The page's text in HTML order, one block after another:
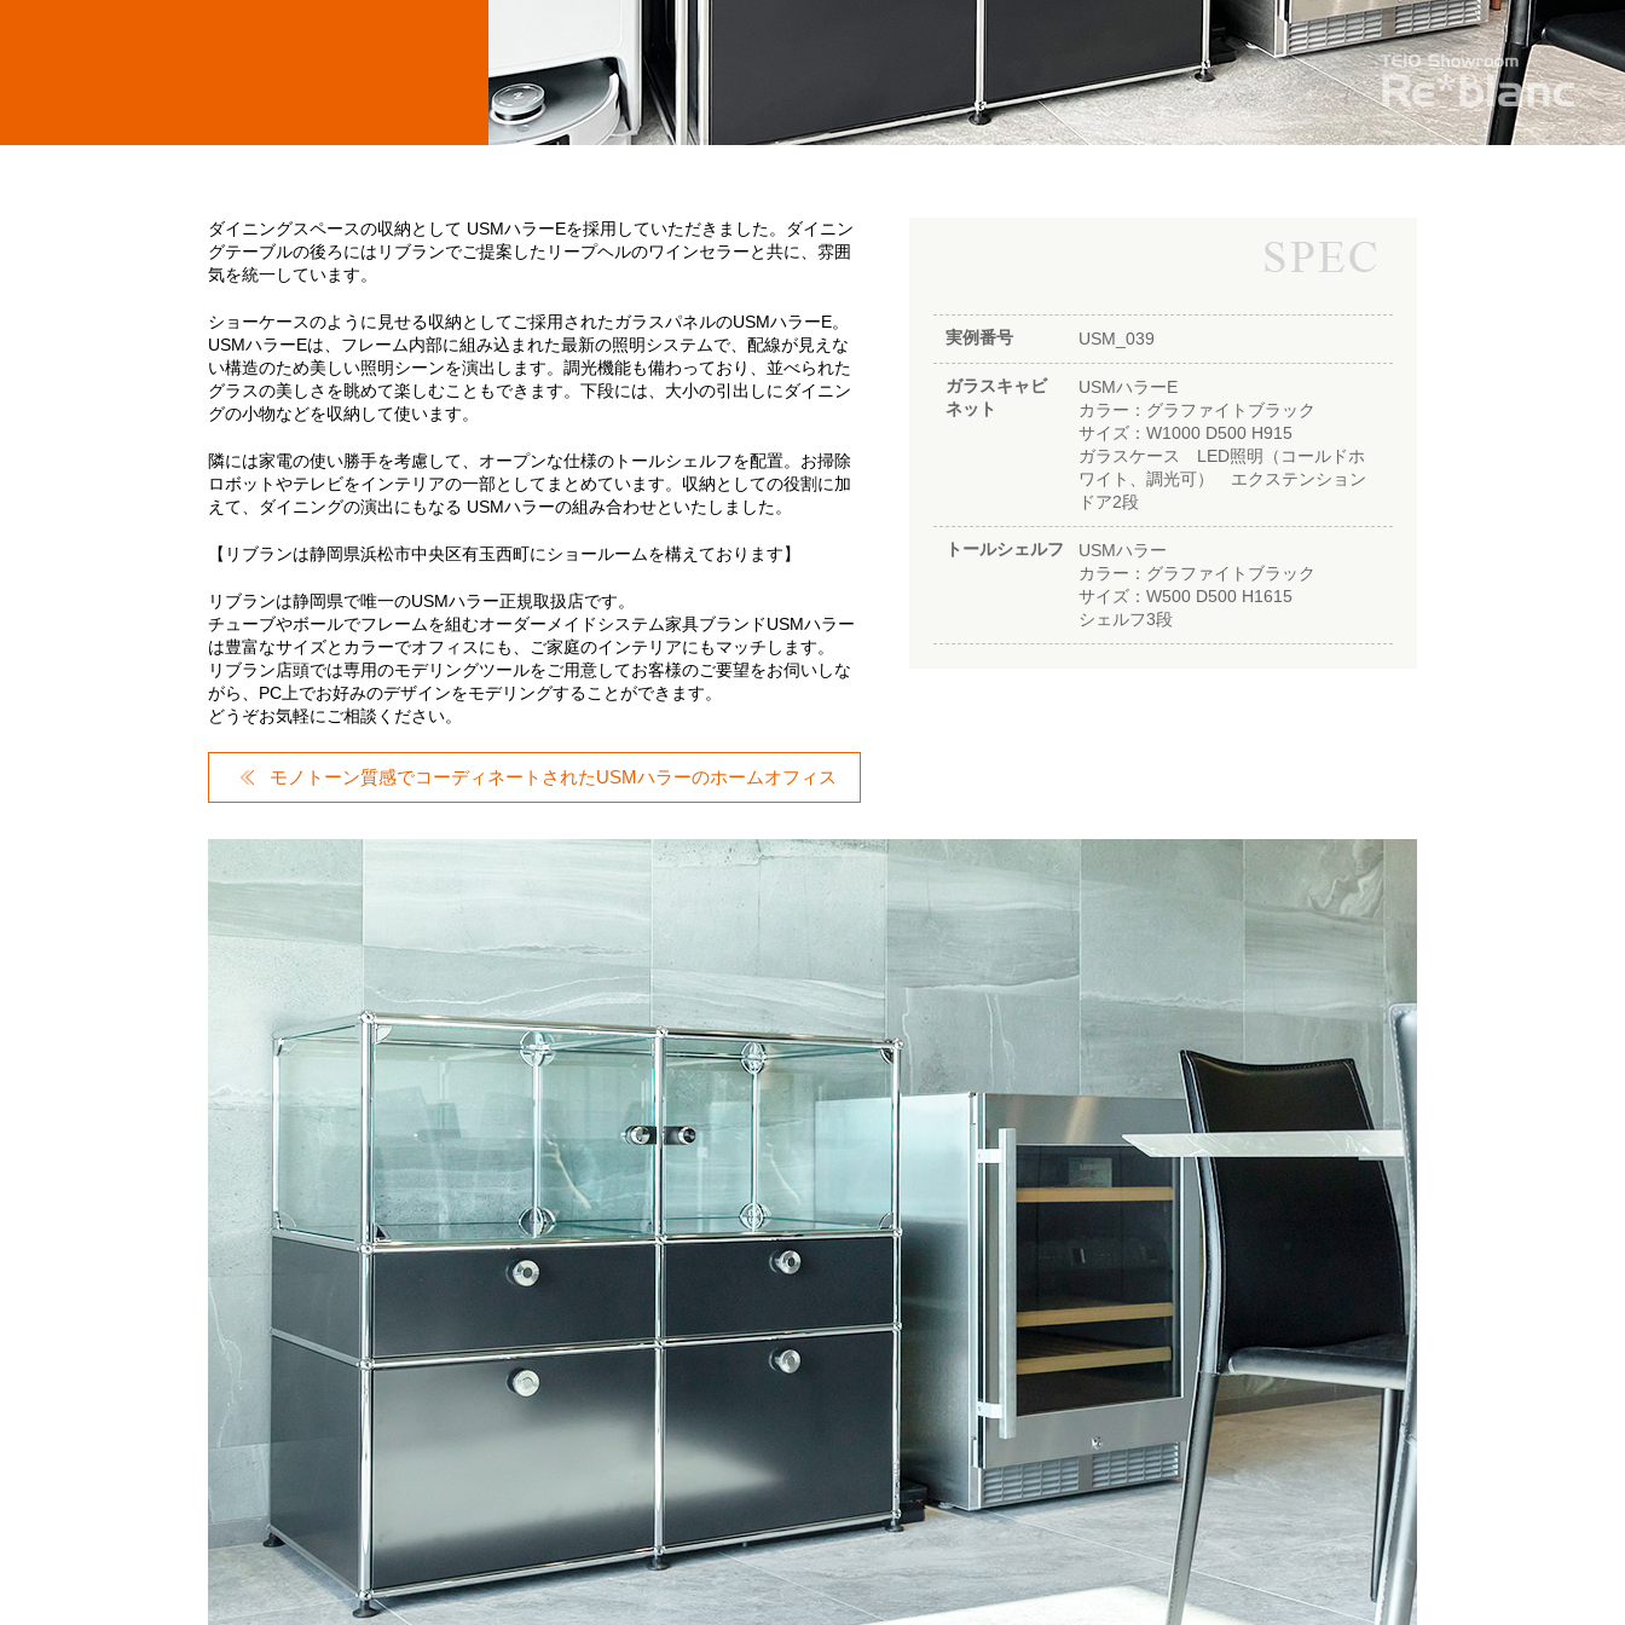
ダイニングスペースの収納として USMハラーEを採用していただきました。ダイニン
グテーブルの後ろにはリブランでご提案したリープヘルのワインセラーと共に、雰囲
気を統一しています。
ショーケースのように見せる収納としてご採用されたガラスパネルのUSMハラーE。
USMハラーEは、フレーム内部に組み込まれた最新の照明システムで、配線が見えな
い構造のため美しい照明シーンを演出します。調光機能も備わっており、並べられた
グラスの美しさを眺めて楽しむこともできます。下段には、大小の引出しにダイニン
グの小物などを収納して使います。
隣には家電の使い勝手を考慮して、オープンな仕様のトールシェルフを配置。お掃除
ロボットやテレビをインテリアの一部としてまとめています。収納としての役割に加
えて、ダイニングの演出にもなる USMハラーの組み合わせといたしました。
【リブランは静岡県浜松市中央区有玉西町にショールームを構えております】
リブランは静岡県で唯一のUSMハラー正規取扱店です。
チューブやボールでフレームを組むオーダーメイドシステム家具ブランドUSMハラー
は豊富なサイズとカラーでオフィスにも、ご家庭のインテリアにもマッチします。
リブラン店頭では専用のモデリングツールをご用意してお客様のご要望をお伺いしな
がら、PC上でお好みのデザインをモデリングすることができます。
どうぞお気軽にご相談ください。
モノトーン質感でコーディネートされたUSMハラーのホームオフィス
実例番号 USM_039
ガラスキャビ
ネット
USMハラーE
カラー：グラファイトブラック
サイズ：W1000 D500 H915
ガラスケース LED照明（コールドホ
ワイト、調光可） エクステンション
ドア2段
トールシェルフ
USMハラー
カラー：グラファイトブラック
サイズ：W500 D500 H1615
シェルフ3段